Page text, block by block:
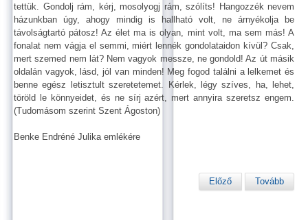
tettük. Gondolj rám, kérj, mosolyogj rám, szólíts! Hangozzék nevem
házunkban úgy, ahogy mindig is hallható volt, ne árnyékolja be
távolságtartó pátosz! Az élet ma is olyan, mint volt, ma sem más! A
fonalat nem vágja el semmi, miért lennék gondolataidon kívül? Csak,
mert szemed nem lát? Nem vagyok messze, ne gondold! Az út másik
oldalán vagyok, lásd, jól van minden! Meg fogod találni a lelkemet és
benne egész letisztult szeretetemet. Kérlek, légy szíves, ha, lehet,
töröld le könnyeidet, és ne sírj azért, mert annyira szeretsz engem.
(Tudomásom szerint Szent Ágoston)
Benke Endréné Julika emlékére
Előző Tovább